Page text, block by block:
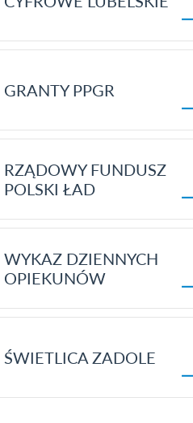
GRANTY PPGR
RZĄDOWY FUNDUSZ
POLSKI ŁAD
WYKAZ DZIENNYCH
OPIEKUNÓW
ŚWIETLICA ZADOLE